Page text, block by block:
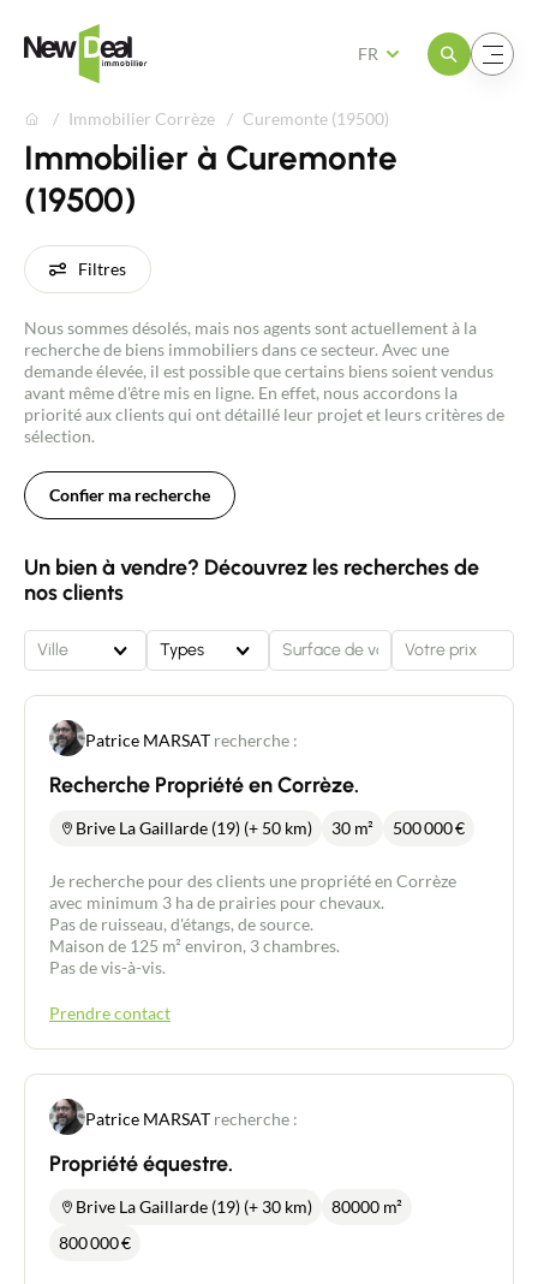
Ouvrir le menuOuvrir le menu
FR
Immobilier Corrèze Curemonte (19500)
Immobilier à Curemonte
(19500)
Filtres
Nous sommes désolés, mais nos agents sont actuellement à la
recherche de biens immobiliers dans ce secteur. Avec une
demande élevée, il est possible que certains biens soient vendus
avant même d'être mis en ligne. En effet, nous accordons la
priorité aux clients qui ont détaillé leur projet et leurs critères de
sélection.
Confier ma recherche
Un bien à vendre? Découvrez les recherches de
nos clients
Ville Types
Patrice MARSAT recherche :
Recherche Propriété en Corrèze.
Brive La Gaillarde (19) (+ 50 km) 30 m² 500 000€
Je recherche pour des clients une propriété en Corrèze
avec minimum 3 ha de prairies pour chevaux.
Pas de ruisseau, d'étangs, de source.
Maison de 125 m² environ, 3 chambres.
Pas de vis-à-vis.
Prendre contact
Patrice MARSAT recherche :
Propriété équestre.
Brive La Gaillarde (19) (+ 30 km)
80000 m²
800 000€